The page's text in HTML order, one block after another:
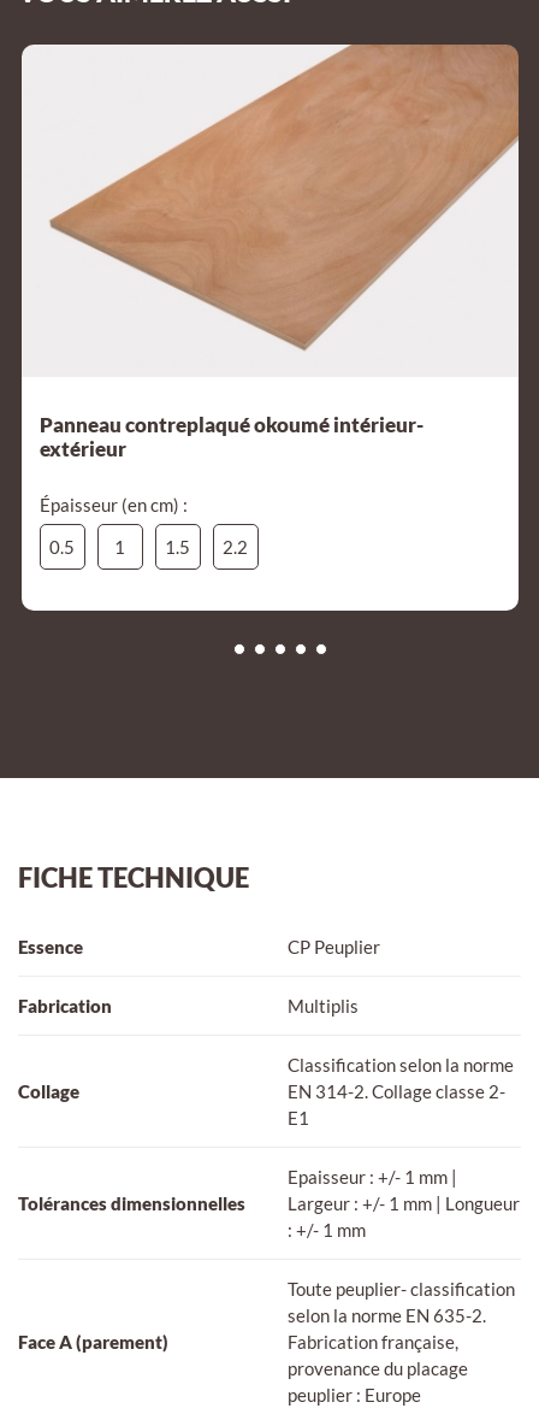
Panneau contreplaqué okoumé intérieur-
extérieur
Épaisseur (en cm) :
0.5
1 1.5 2.2
FICHE TECHNIQUE
Essence CP Peuplier
Fabrication Multiplis
Collage
Classification selon la norme
EN 314-2. Collage classe 2-
E1
Tolérances dimensionnelles
Epaisseur : +/- 1 mm |
Largeur : +/- 1 mm | Longueur
: +/- 1 mm
Face A (parement)
Toute peuplier- classification
selon la norme EN 635-2.
Fabrication française,
provenance du placage
peuplier : Europe